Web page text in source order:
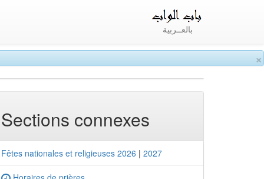
×
بالعــربية
Sections connexes
Fêtes nationales et religieuses 2026 | 2027